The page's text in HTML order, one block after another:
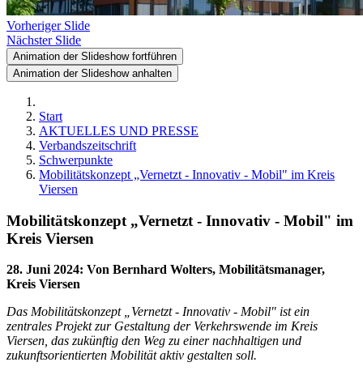
Vorheriger Slide
Nächster Slide
Animation der Slideshow fortführen
Animation der Slideshow anhalten
Start
AKTUELLES UND PRESSE
Verbandszeitschrift
Schwerpunkte
Mobilitätskonzept „Vernetzt - Innovativ - Mobil" im Kreis
Viersen
Mobilitätskonzept „Vernetzt - Innovativ - Mobil" im
Kreis Viersen
28. Juni 2024: Von Bernhard Wolters, Mobilitätsmanager,
Kreis Viersen
Das Mobilitätskonzept „Vernetzt - Innovativ - Mobil" ist ein
zentrales Projekt zur Gestaltung der Verkehrswende im Kreis
Viersen, das zukünftig den Weg zu einer nachhaltigen und
zukunftsorientierten Mobilität aktiv gestalten soll.